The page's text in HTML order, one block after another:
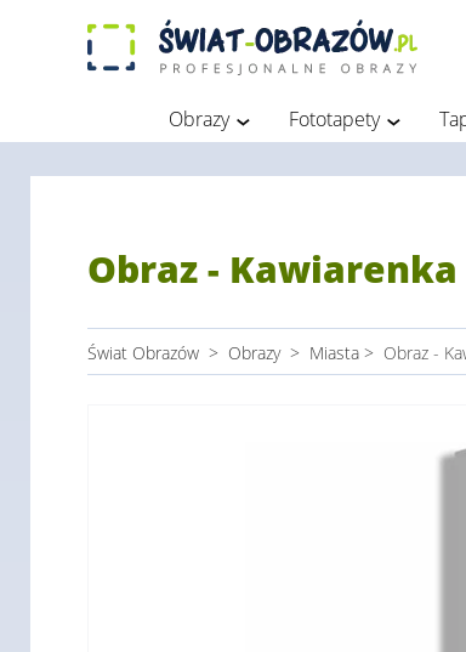
Obrazy Fototapety
Obraz -
Świat Obrazów > Obrazy > Miasta > Obraz -